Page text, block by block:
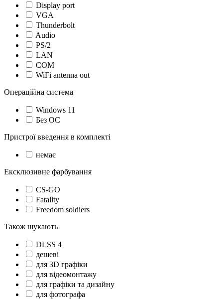
Display port
VGA
Thunderbolt
Audio
PS/2
LAN
COM
WiFi antenna out
Операційна система
Windows 11
Без ОС
Пристрої введення в комплекті
немає
Ексклюзивне фарбування
CS-GO
Fatality
Freedom soldiers
Також шукають
DLSS 4
дешеві
для 3D графіки
для відеомонтажу
для графіки та дизайну
для фотографа